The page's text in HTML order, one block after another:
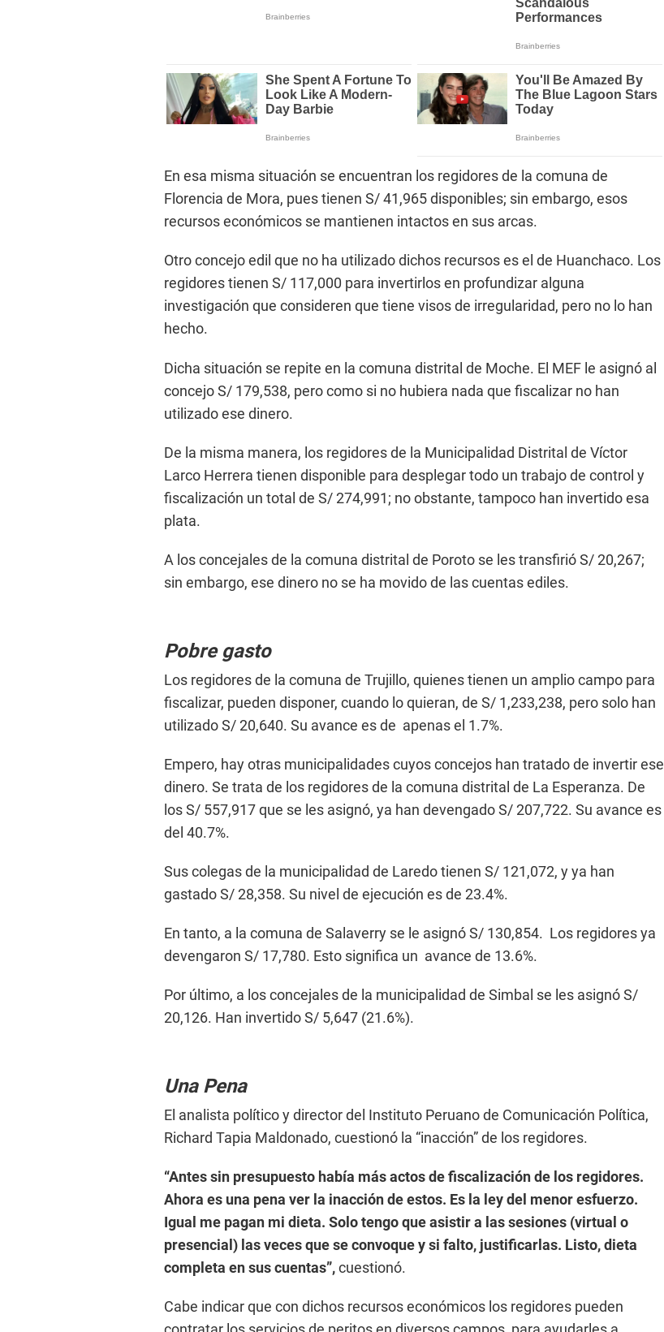
En esa misma situación se encuentran los regidores de la comuna de
Florencia de Mora, pues tienen S/ 41,965 disponibles; sin embargo, esos
recursos económicos se mantienen intactos en sus arcas.
Otro concejo edil que no ha utilizado dichos recursos es el de Huanchaco. Los
regidores tienen S/ 117,000 para invertirlos en profundizar alguna
investigación que consideren que tiene visos de irregularidad, pero no lo han
hecho.
Dicha situación se repite en la comuna distrital de Moche. El MEF le asignó al
concejo S/ 179,538, pero como si no hubiera nada que fiscalizar no han
utilizado ese dinero.
De la misma manera, los regidores de la Municipalidad Distrital de Víctor
Larco Herrera tienen disponible para desplegar todo un trabajo de control y
fiscalización un total de S/ 274,991; no obstante, tampoco han invertido esa
plata.
A los concejales de la comuna distrital de Poroto se les transfirió S/ 20,267;
sin embargo, ese dinero no se ha movido de las cuentas ediles.
Pobre gasto
Los regidores de la comuna de Trujillo, quienes tienen un amplio campo para
fiscalizar, pueden disponer, cuando lo quieran, de S/ 1,233,238, pero solo han
utilizado S/ 20,640. Su avance es de apenas el 1.7%.
Empero, hay otras municipalidades cuyos concejos han tratado de invertir ese
dinero. Se trata de los regidores de la comuna distrital de La Esperanza. De
los S/ 557,917 que se les asignó, ya han devengado S/ 207,722. Su avance es
del 40.7%.
Sus colegas de la municipalidad de Laredo tienen S/ 121,072, y ya han
gastado S/ 28,358. Su nivel de ejecución es de 23.4%.
En tanto, a la comuna de Salaverry se le asignó S/ 130,854. Los regidores ya
devengaron S/ 17,780. Esto significa un avance de 13.6%.
Por último, a los concejales de la municipalidad de Simbal se les asignó S/
20,126. Han invertido S/ 5,647 (21.6%).
Una Pena
El analista político y director del Instituto Peruano de Comunicación Política,
Richard Tapia Maldonado, cuestionó la “inacción” de los regidores.
“Antes sin presupuesto había más actos de fiscalización de los regidores.
Ahora es una pena ver la inacción de estos. Es la ley del menor esfuerzo.
Igual me pagan mi dieta. Solo tengo que asistir a las sesiones (virtual o
presencial) las veces que se convoque y si falto, justificarlas. Listo, dieta
completa en sus cuentas”,cuestionó.
Cabe indicar que con dichos recursos económicos los regidores pueden